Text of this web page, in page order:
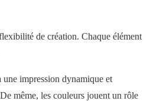
de création. Chaque élément
impression dynamique et
même, les couleurs jouent un rôle